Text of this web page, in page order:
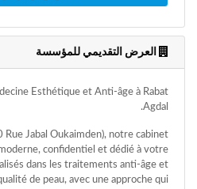
العرض التقديمي للمؤسسة
Esthétique et Anti-âge à Rabat
Agdal.
Jabal Oukaimden), notre cabinet
confidentiel et dédié à votre
dans les traitements anti-âge et
de peau, avec une approche qui
على
المواعيد"
فأنت
تقر
بأنك
قد
و
وافقت
على
شروط